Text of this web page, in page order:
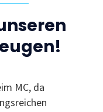
MC, da